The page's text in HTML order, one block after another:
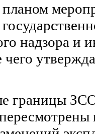
надзора и
границы